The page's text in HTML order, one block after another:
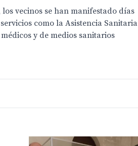
vecinos se han manifestado días
como la Asistencia Sanitaria
y de medios sanitarios